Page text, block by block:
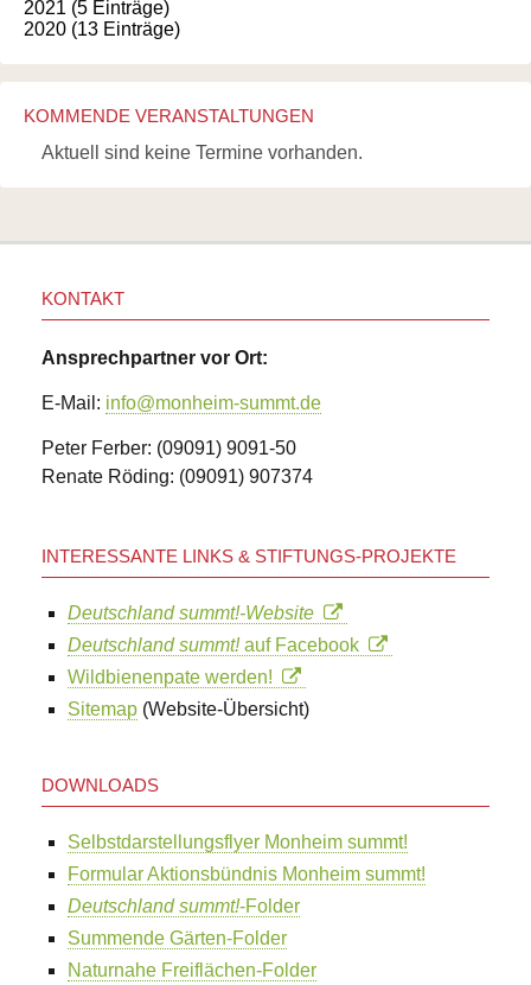
2021 (5 Einträge)
2020 (13 Einträge)
KOMMENDE VERANSTALTUNGEN
Aktuell sind keine Termine vorhanden.
KONTAKT
Ansprechpartner vor Ort:
E-Mail: info@monheim-summt.de
Peter Ferber: (09091) 9091-50
Renate Röding: (09091) 907374
INTERESSANTE LINKS & STIFTUNGS-PROJEKTE
Deutschland summt!-Website
Deutschland summt!auf Facebook
Wildbienenpate werden!
Sitemap (Website-Übersicht)
DOWNLOADS
Selbstdarstellungsflyer Monheim summt!
Formular Aktionsbündnis Monheim summt!
Deutschland summt!-Folder
Summende Gärten-Folder
Naturnahe Freiflächen-Folder